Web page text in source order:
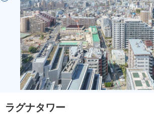
ラグナタワー